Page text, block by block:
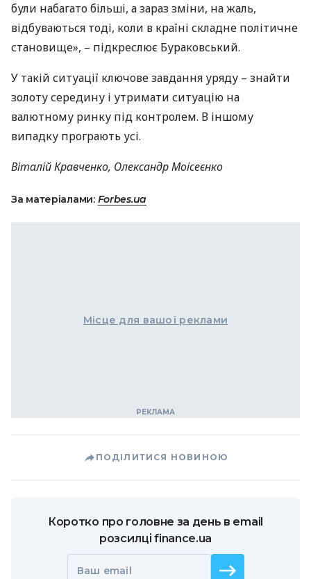
були набагато більші, а зараз зміни, на жаль,
відбуваються тоді, коли в країні складне політичне
становище», – підкреслює Бураковський.
У такій ситуації ключове завдання уряду – знайти
золоту середину і утримати ситуацію на
валютному ринку під контролем. В іншому
випадку програють усі.
Віталій Кравченко, Олександр Моісеєнко
За матеріалами: Forbes.ua
Місце для вашої реклами
ПОДІЛИТИСЯ НОВИНОЮ
Коротко про головне за день в email
розсилці finance.ua
Ваш email